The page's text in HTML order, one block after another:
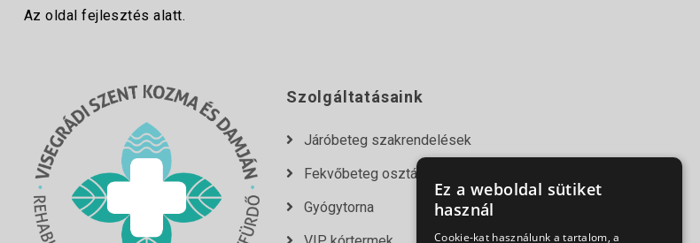
Az oldal fejlesztés alatt.
Szolgáltatásaink
Járóbeteg szakrendelések
Fekvőbeteg osztályok
Gyógytorna
Ez a weboldal sütiket
használ
Cookie-kat használunk a tartalom, a